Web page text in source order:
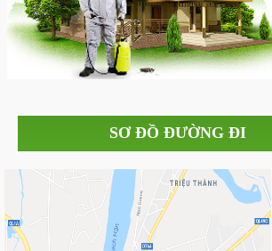
SƠ ĐỒ ĐƯỜNG ĐI